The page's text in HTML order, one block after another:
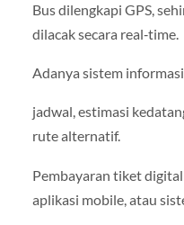
Bus dilengkapi GPS,
dilacak secara real‑time.
Adanya sistem
jadwal, estimasi
rute alternatif.
Pembayaran tiket
aplikasi mobile, atau